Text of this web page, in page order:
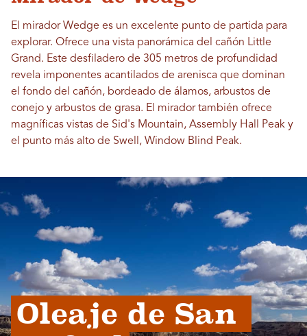
El mirador Wedge es un excelente punto de partida para
explorar. Ofrece una vista panorámica del cañón Little
Grand. Este desfiladero de 305 metros de profundidad
revela imponentes acantilados de arenisca que dominan
el fondo del cañón, bordeado de álamos, arbustos de
conejo y arbustos de grasa. El mirador también ofrece
magníficas vistas de Sid's Mountain, Assembly Hall Peak y
el punto más alto de Swell, Window Blind Peak.
Oleaje de San